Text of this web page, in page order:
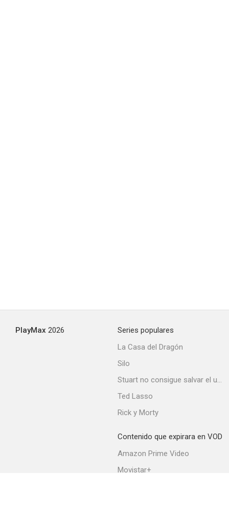
PlayMax 2026
Series populares
La Casa del Dragón
Silo
Stuart no consigue salvar el universo
Ted Lasso
Rick y Morty
Contenido que expirara en VOD
Amazon Prime Video
Movistar+